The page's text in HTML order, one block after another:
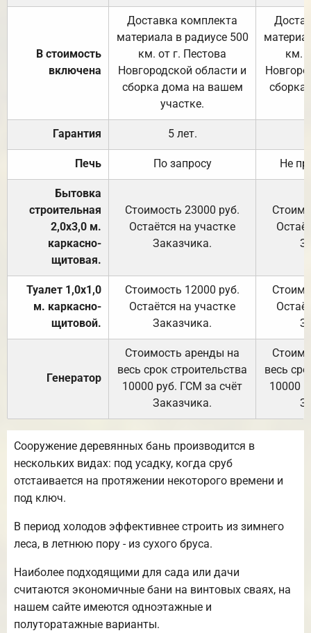
В стоимость
включена
Доставка комплекта
материала в радиусе 500
км. от г. Пестова
Новгородской области и
сборка дома на вашем
участке.
км.
Гарантия 5 лет.
Печь По запросу Не
Бытовка
строительная
2,0х3,0 м.
каркасно-
щитовая.
Стоимость 23000 руб.
Остаётся на участке
Заказчика.
Туалет 1,0х1,0
м. каркасно-
щитовой.
Стоимость 12000 руб.
Остаётся на участке
Заказчика.
Генератор
Стоимость аренды на
весь срок строительства
10000 руб. ГСМ за счёт
Заказчика.
весь
10000
Сооружение деревянных бань производится в
нескольких видах: под усадку, когда сруб
отстаивается на протяжении некоторого времени и
под ключ.
В период холодов эффективнее строить из зимнего
леса, в летнюю пору - из сухого бруса.
Наиболее подходящими для сада или дачи
считаются экономичные бани на винтовых сваях, на
нашем сайте имеются одноэтажные и
полуторатажные варианты.